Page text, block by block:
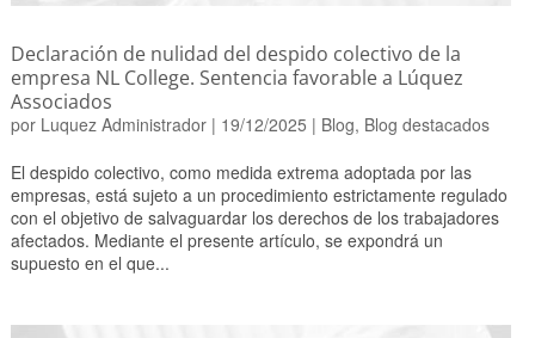
Declaración de nulidad del despido colectivo de la
empresa NL College. Sentencia favorable a Lúquez
Associados
por Luquez Administrador| 19/12/2025 | Blog, Blog destacados
El despido colectivo, como medida extrema adoptada por las
empresas, está sujeto a un procedimiento estrictamente regulado
con el objetivo de salvaguardar los derechos de los trabajadores
afectados. Mediante el presente artículo, se expondrá un
supuesto en el que...